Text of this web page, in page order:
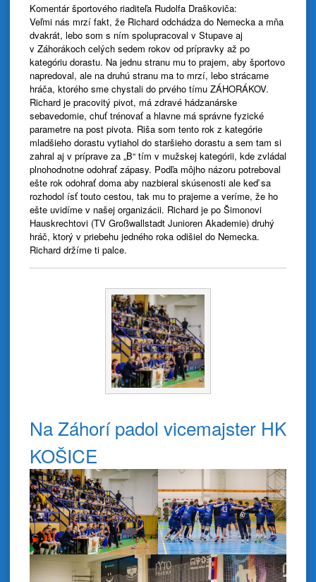
Komentár športového riaditeľa Rudolfa Draškoviča:
Veľmi nás mrzí fakt, že Richard odchádza do Nemecka a mňa
dvakrát, lebo som s ním spolupracoval v Stupave aj
v Záhorákoch celých sedem rokov od prípravky až po
kategóriu dorastu. Na jednu stranu mu to prajem, aby športovo
napredoval, ale na druhú stranu ma to mrzí, lebo strácame
hráča, ktorého sme chystali do prvého tímu ZÁHORÁKOV.
Richard je pracovitý pivot, má zdravé hádzanárske
sebavedomie, chuť trénovať a hlavne má správne fyzické
parametre na post pivota. Riša som tento rok z kategórie
mladšieho dorastu vytiahol do staršieho dorastu a sem tam si
zahral aj v príprave za „B“ tím v mužskej kategórii, kde zvládal
plnohodnotne odohrať zápasy. Podľa môjho názoru potreboval
ešte rok odohrať doma aby nazbieral skúsenosti ale keď sa
rozhodol ísť touto cestou, tak mu to prajeme a veríme, že ho
ešte uvidíme v našej organizácii. Richard je po Šimonovi
Hauskrechtovi (TV Großwallstadt Junioren Akademie) druhý
hráč, ktorý v priebehu jedného roka odišiel do Nemecka.
Richard držíme ti palce.
Na Záhorí padol vicemajster HK
KOŠICE